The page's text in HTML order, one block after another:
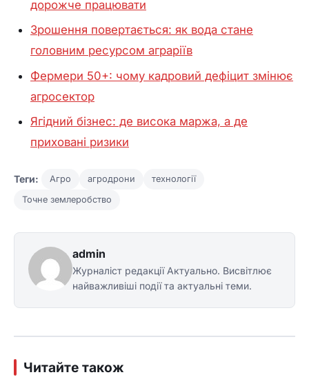
дорожче працювати
Зрошення повертається: як вода стане
головним ресурсом аграріїв
Фермери 50+: чому кадровий дефіцит змінює
агросектор
Ягідний бізнес: де висока маржа, а де
приховані ризики
Теги: Агро агродрони
технології
Точне землеробство
admin
Журналіст редакції Актуально. Висвітлює
найважливіші події та актуальні теми.
Читайте також